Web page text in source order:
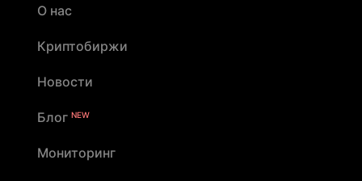
О нас
Криптобиржи
Новости
Блог NEW
Мониторинг